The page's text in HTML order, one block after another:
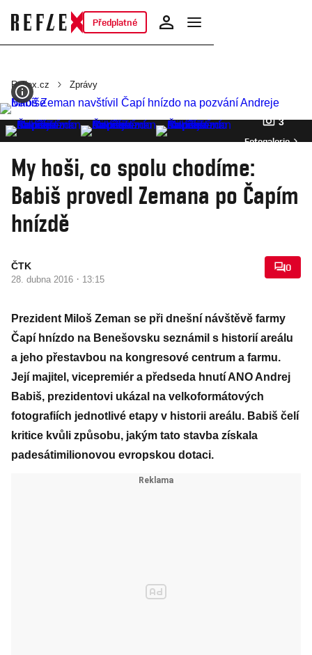
Předplatné
Reflex.cz Zprávy
3
Fotogalerie
My hoši, co spolu chodíme:
Babiš provedl Zemana po Čapím
hnízdě
ČTK
28. dubna 2016 · 13:15
0
Prezident Miloš Zeman se při dnešní návštěvě farmy
Čapí hnízdo na Benešovsku seznámil s historií areálu
a jeho přestavbou na kongresové centrum a farmu.
Její majitel, vicepremiér a předseda hnutí ANO Andrej
Babiš, prezidentovi ukázal na velkoformátových
fotografiích jednotlivé etapy v historii areálu. Babiš čelí
kritice kvůli způsobu, jakým tato stavba získala
padesátimilionovou evropskou dotaci.